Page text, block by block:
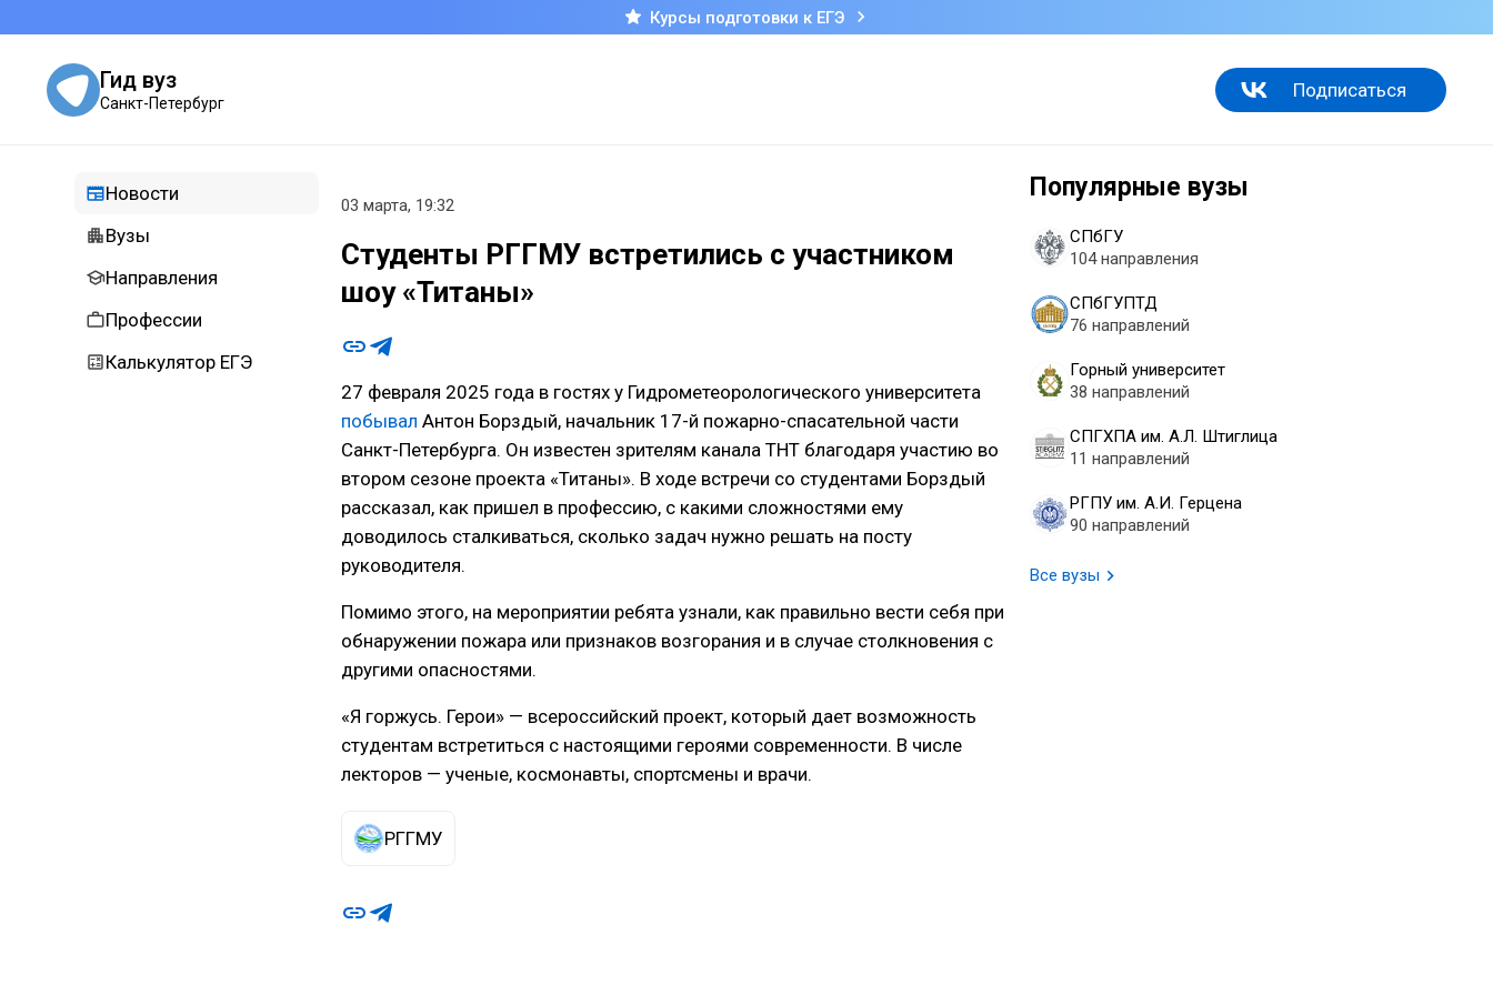
Курсы подготовки к ЕГЭ
Гид вуз
Санкт-Петербург
Подписаться
Новости
Вузы
Направления
Профессии
Калькулятор ЕГЭ
Популярные вузы
СПбГУ
104 направления
СПбГУПТД
76 направлений
Горный университет
38 направлений
СПГХПА им. А.Л. Штиглица
11 направлений
РГПУ им. А.И. Герцена
90 направлений
Все вузы
03 марта, 19:32
Студенты РГГМУ встретились с участником
шоу «Титаны»
27 февраля 2025 года в гостях у Гидрометеорологического университета
побывал Антон Борздый, начальник 17-й пожарно-спасательной части
Санкт-Петербурга. Он известен зрителям канала ТНТ благодаря участию во
втором сезоне проекта «Титаны». В ходе встречи со студентами Борздый
рассказал, как пришел в профессию, с какими сложностями ему
доводилось сталкиваться, сколько задач нужно решать на посту
руководителя.
Помимо этого, на мероприятии ребята узнали, как правильно вести себя при
обнаружении пожара или признаков возгорания и в случае столкновения с
другими опасностями.
«Я горжусь. Герои» — всероссийский проект, который дает возможность
студентам встретиться с настоящими героями современности. В числе
лекторов — ученые, космонавты, спортсмены и врачи.
РГГМУ